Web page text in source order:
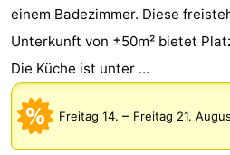
einem Badezimmer. Diese
Unterkunft von ±50m² bietet
Die Küche ist unter ...
Freitag 14. – Freitag 21.